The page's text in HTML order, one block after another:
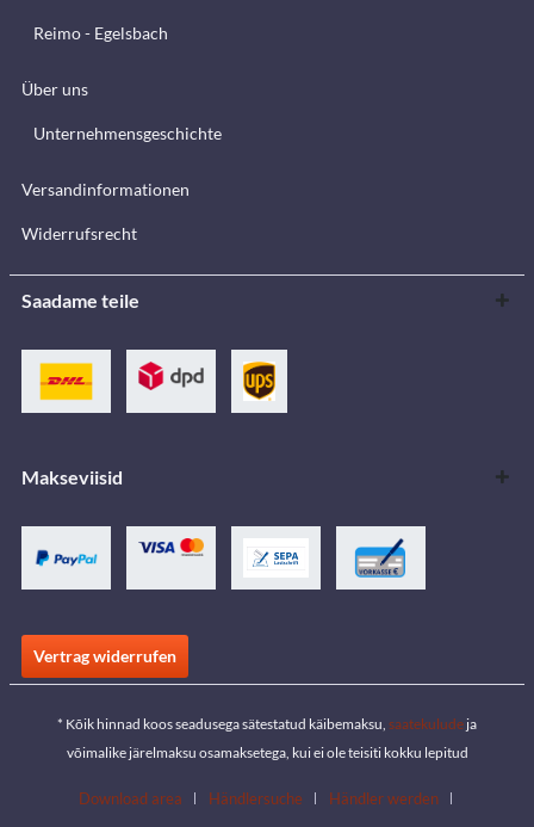
Reimo - Egelsbach
Über uns
Unternehmensgeschichte
Versandinformationen
Widerrufsrecht
Saadame teile
Makseviisid
Vertrag widerrufen
* Kõik hinnad koos seadusega sätestatud käibemaksu, saatekulude ja
võimalike järelmaksu osamaksetega, kui ei ole teisiti kokku lepitud
Download area Händlersuche Händler werden